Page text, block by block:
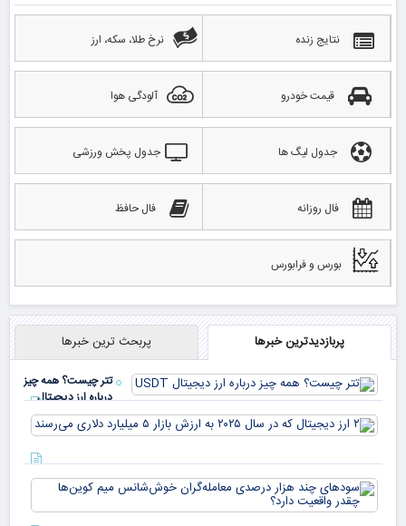
نتایج زنده نرخ طلا، سکه، ارز
قیمت خودرو آلودگی هوا
جدول لیگ ها جدول پخش ورزشی
فال روزانه فال حافظ
بورس و فرابورس
پربازدیدترین خبرها پربحث ترین خبرها
تتر چیست؟ همه چیز
درباره ارز دیجیتال
USDT